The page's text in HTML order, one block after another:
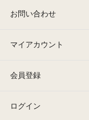
お問い合わせ
マイアカウント
会員登録
ログイン